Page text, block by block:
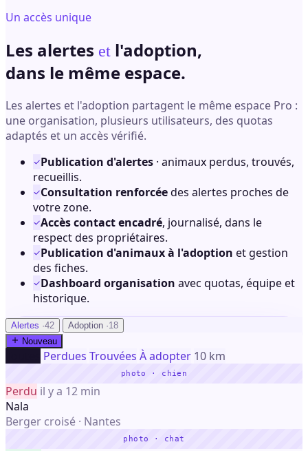
Un accès unique
Les alertes etl'adoption,
dans le même espace.
Les alertes et l'adoption partagent le même espace Pro :
une organisation, plusieurs utilisateurs, des quotas
adaptés et un accès vérifié.
Publication d'alertes · animaux perdus, trouvés,
recueillis.
Consultation renforcéedes alertes proches de
votre zone.
Accès contact encadré, journalisé, dans le
respect des propriétaires.
Publication d'animaux à l'adoption et gestion
des fiches.
Dashboard organisation avec quotas, équipe et
historique.
Alertes ·42 Adoption ·18
Nouveau
Perdues Trouvées À adopter 10 km
photo · chien
Perdu il y a 12 min
Nala
Berger croisé · Nantes
photo · chat